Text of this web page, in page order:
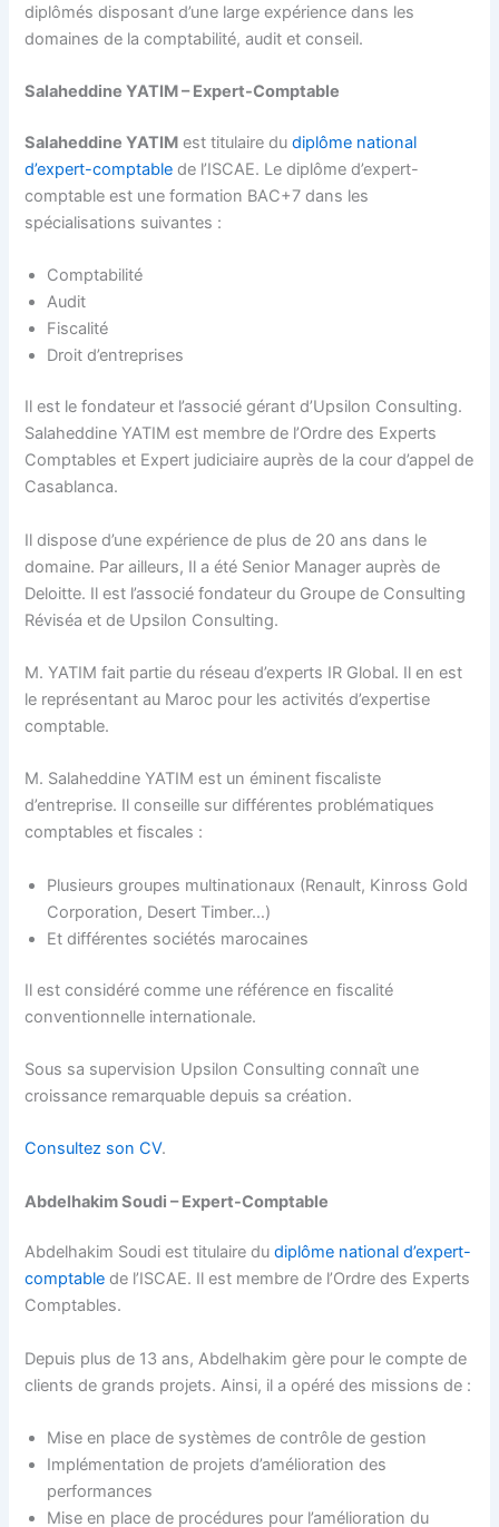
diplômés disposant d’une large expérience dans les
domaines de la comptabilité, audit et conseil.
Salaheddine YATIM – Expert-Comptable
Salaheddine YATIM est titulaire dudiplôme national
d’expert-comptable de l’ISCAE. Le diplôme d’expert-
comptable est une formation BAC+7 dans les
spécialisations suivantes :
Comptabilité
Audit
Fiscalité
Droit d’entreprises
Il est le fondateur et l’associé gérant d’Upsilon Consulting.
Salaheddine YATIM est membre de l’Ordre des Experts
Comptables et Expert judiciaire auprès de la cour d’appel de
Casablanca.
Il dispose d’une expérience de plus de 20 ans dans le
domaine. Par ailleurs, Il a été Senior Manager auprès de
Deloitte. Il est l’associé fondateur du Groupe de Consulting
Réviséa et de Upsilon Consulting.
M. YATIM fait partie du réseau d’experts IR Global. Il en est
le représentant au Maroc pour les activités d’expertise
comptable.
M. Salaheddine YATIM est un éminent fiscaliste
d’entreprise. Il conseille sur différentes problématiques
comptables et fiscales :
Plusieurs groupes multinationaux (Renault, Kinross Gold
Corporation, Desert Timber…)
Et différentes sociétés marocaines
Il est considéré comme une référence en fiscalité
conventionnelle internationale.
Sous sa supervision Upsilon Consulting connaît une
croissance remarquable depuis sa création.
Consultez son CV.
Abdelhakim Soudi – Expert-Comptable
Abdelhakim Soudi est titulaire dudiplôme national d’expert-
comptable de l’ISCAE. Il est membre de l’Ordre des Experts
Comptables.
Depuis plus de 13 ans, Abdelhakim gère pour le compte de
clients de grands projets. Ainsi, il a opéré des missions de :
Mise en place de systèmes de contrôle de gestion
Implémentation de projets d’amélioration des
performances
Mise en place de procédures pour l’amélioration du